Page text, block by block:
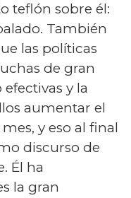
teflón sobre él:
También
las políticas
de gran
y la
aumentar el
y eso al final
discurso de
Él ha
la gran